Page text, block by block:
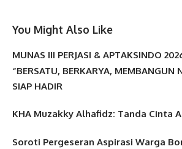
You Might Also Like
MUNAS III PERJASI & APTAKSINDO
“BERSATU, BERKARYA, MEMBANGUN
SIAP HADIR
KHA Muzakky Alhafidz: Tanda Cinta
Soroti Pergeseran Aspirasi Warga